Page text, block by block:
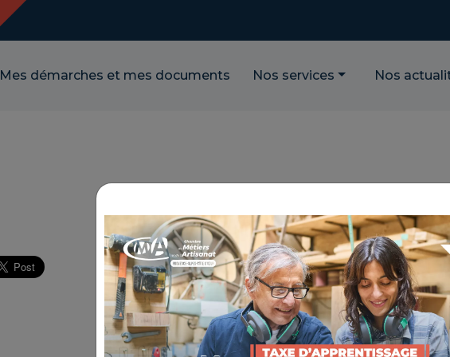
Mes démarches et mes documents Nos services Nos
SOUDURE ARC ÉLECTRIQUE
RÉFÉRENCE : 3.5.121
THÉMATIQUE : PROGRESSER DANS